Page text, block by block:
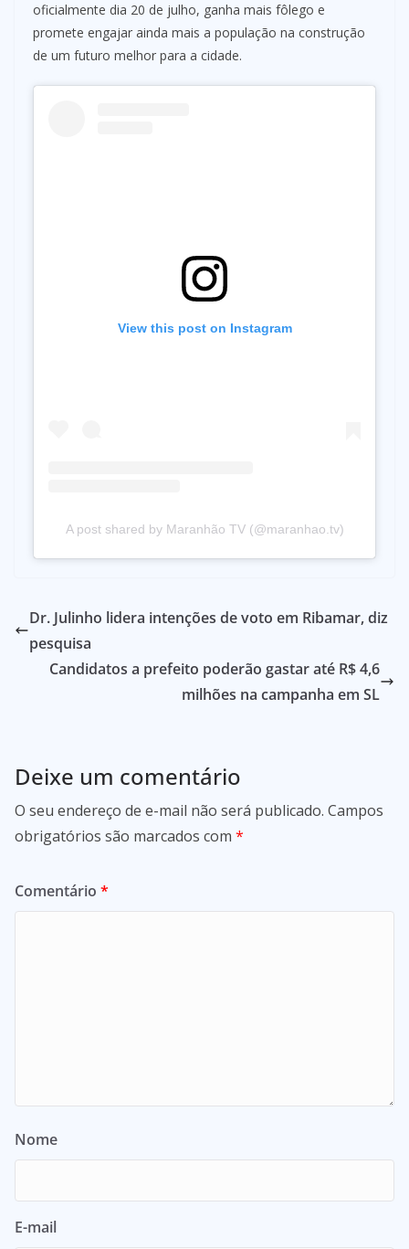
oficialmente dia 20 de julho, ganha mais fôlego e
promete engajar ainda mais a população na construção
de um futuro melhor para a cidade.
View this post on Instagram
A post shared by Maranhão TV (@maranhao.tv)
Dr. Julinho lidera intenções de voto em Ribamar, diz
pesquisa
Candidatos a prefeito poderão gastar até R$ 4,6
milhões na campanha em SL
Deixe um comentário
O seu endereço de e-mail não será publicado. Campos
obrigatórios são marcados com *
Comentário *
Nome
E-mail